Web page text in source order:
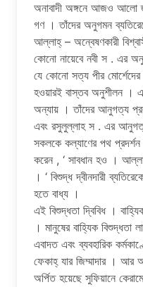
অনাবাদী অঙ্গনে আজও আলো
গণ । তাঁদের অনুগমন
আল্লাহ্ – অন্বেষণকারী
কোনো নায়েবে নবী স . এর
যে কোনো সত্য পীর
হওয়ারই বাস্তব অনুশীলন । এই
অন্যায় । তাঁদের আনুগত্য
এবং রসুলুল্লাহ স . এর
সকলকে কল্যাণের পথ
করেন , ‘ সাবধান হও ।
। ‘ বিশুদ্ধ দ্বীনদারী
হতে বাধ্য ।
এই বিশুদ্ধতা দ্বিবিধ ।
। মানুষের বাহ্যিক
এবাদত এবং ব্যবহারিক
ফেকাহ্ যার জিম্মাদার । আর
অর্পিত হয়েছে সুফিয়ানে